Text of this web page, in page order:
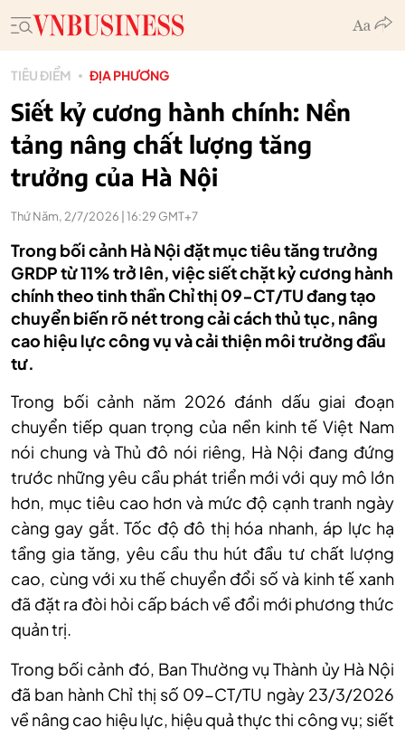
TIÊU ĐIỂM ĐỊA PHƯƠNG
Siết kỷ cương hành chính: Nền
tảng nâng chất lượng tăng
trưởng của Hà Nội
Thứ Năm, 2/7/2026 | 16:29 GMT+7
Trong bối cảnh Hà Nội đặt mục tiêu tăng trưởng
GRDP từ 11% trở lên, việc siết chặt kỷ cương hành
chính theo tinh thần Chỉ thị 09-CT/TU đang tạo
chuyển biến rõ nét trong cải cách thủ tục, nâng
cao hiệu lực công vụ và cải thiện môi trường đầu
tư.
Trong bối cảnh năm 2026 đánh dấu giai đoạn
chuyển tiếp quan trọng của nền kinh tế Việt Nam
nói chung và Thủ đô nói riêng, Hà Nội đang đứng
trước những yêu cầu phát triển mới với quy mô lớn
hơn, mục tiêu cao hơn và mức độ cạnh tranh ngày
càng gay gắt. Tốc độ đô thị hóa nhanh, áp lực hạ
tầng gia tăng, yêu cầu thu hút đầu tư chất lượng
cao, cùng với xu thế chuyển đổi số và kinh tế xanh
đã đặt ra đòi hỏi cấp bách về đổi mới phương thức
quản trị.
Trong bối cảnh đó, Ban Thường vụ Thành ủy Hà Nội
đã ban hành Chỉ thị số 09-CT/TU ngày 23/3/2026
về nâng cao hiệu lực, hiệu quả thực thi công vụ; siết